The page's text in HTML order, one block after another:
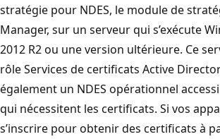
stratégie pour NDES, le module de
Manager, sur un serveur qui s’exécute
2012 R2 ou une version ultérieure. Ce
rôle Services de certificats Active
également un NDES opérationnel
qui nécessitent les certificats. Si vos
s’inscrire pour obtenir des certificats à